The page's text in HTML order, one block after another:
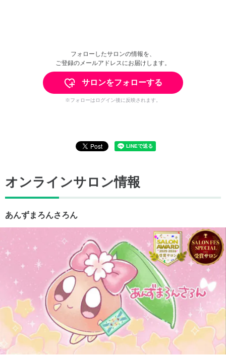
フォローしたサロンの情報を、
ご登録のメールアドレスにお届けします。
サロンをフォローする
※フォローはログイン後に反映されます。
オンラインサロン情報
あんずまろんさろん